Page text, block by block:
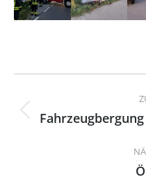
Fahrzeugbergung